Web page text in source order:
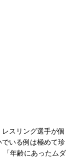
スリング選手が個
いる例は極めて珍
「年齢にあったムダ